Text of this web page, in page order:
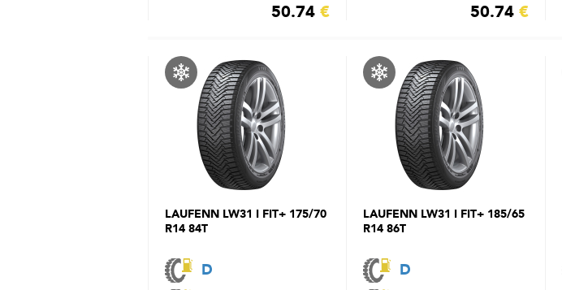
50.74 € 50.74 €
LAUFENN LW31 I FIT+ 175/70
R14 84T
D
LAUFENN LW31 I FIT+ 185/65
R14 86T
D